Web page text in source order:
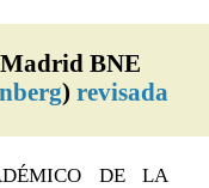
BNE
)revisada
DE LA